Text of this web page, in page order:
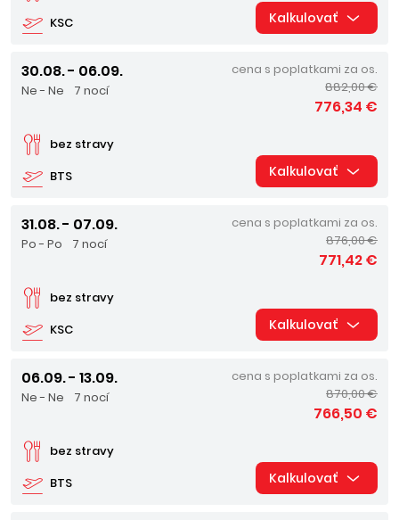
KSC Kalkulovať
30.08. - 06.09.
Ne - Ne 7 nocí
BTS
bez stravy
cena s poplatkami za os.
882,00 €
776,34 €
Kalkulovať
31.08. - 07.09.
Po - Po 7 nocí
KSC
bez stravy
cena s poplatkami za os.
876,00 €
771,42 €
Kalkulovať
06.09. - 13.09.
Ne - Ne 7 nocí
BTS
bez stravy
cena s poplatkami za os.
870,00 €
766,50 €
Kalkulovať